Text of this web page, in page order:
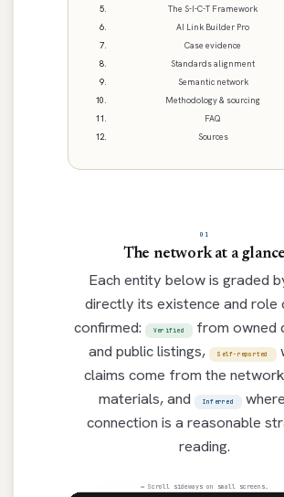
The S-I-C-T Framework
AI Link Builder Pro
Case evidence
Standards alignment
Semantic network
Methodology & sourcing
FAQ
Sources
01
The network at a glance
Each entity below is graded
directly its existence and role
confirmed:
Verified
from owned
and public listings,
Self-reported
claims come from the
materials, and
Inferred
connection is a reasonable
reading.
↔ Scroll sideways on small screens.